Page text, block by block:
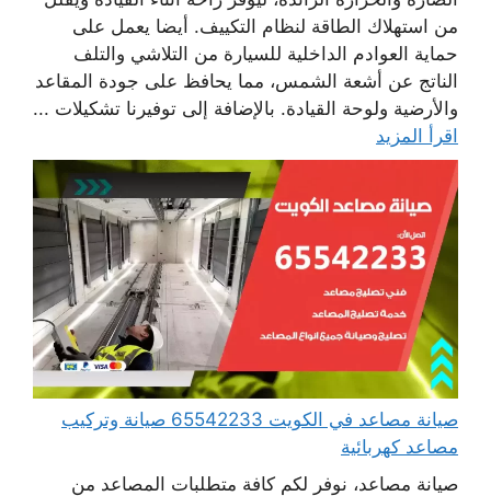
من استهلاك الطاقة لنظام التكييف. أيضا يعمل على
حماية العوادم الداخلية للسيارة من التلاشي والتلف
الناتج عن أشعة الشمس، مما يحافظ على جودة المقاعد
والأرضية ولوحة القيادة. بالإضافة إلى توفيرنا تشكيلات ...
اقرأ المزيد
صيانة مصاعد في الكويت 65542233 صيانة وتركيب
مصاعد كهربائية
صيانة مصاعد، نوفر لكم كافة متطلبات المصاعد من